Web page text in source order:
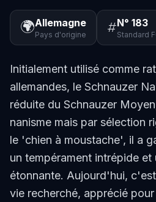
🌍Allemagne
Pays d'origine #N° 183
Standard
Initialement utilisé comme
allemandes, le Schnauzer
réduite du Schnauzer
nanisme mais par sélection
le 'chien à moustache', il a
un tempérament intrépide et
étonnante. Aujourd'hui,
vie recherché, apprécié